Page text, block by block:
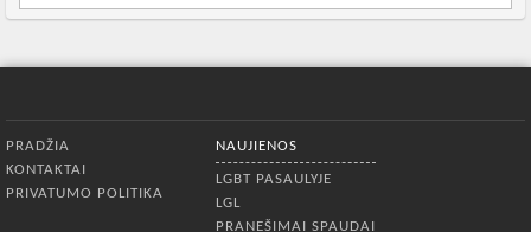
PRADŽIA
KONTAKTAI
PRIVATUMO POLITIKA
NAUJIENOS
LGBT PASAULYJE
LGL
PRANEŠIMAI SPAUDAI